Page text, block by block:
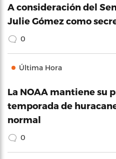
A consideración del
Julie Gómez como
0
Última Hora
La NOAA mantiene su
temporada de
normal
0